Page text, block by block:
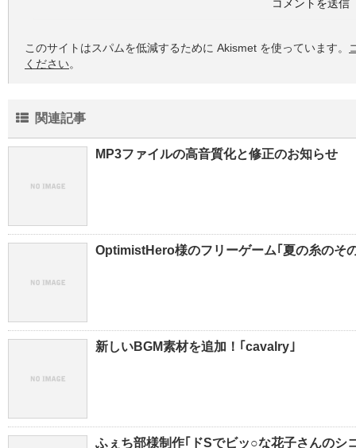
このサイトはスパムを低減するために Akismet を使っています。
ください。
関連記事
MP3ファイルの高音質化と修正のお知らせ
OptimistHero様のフリーゲーム｢夏の糸のそ
新しいBGM素材を追加！｢cavalry｣
ふぇち部様制作｢ドSでビッ○な花子さんのシ